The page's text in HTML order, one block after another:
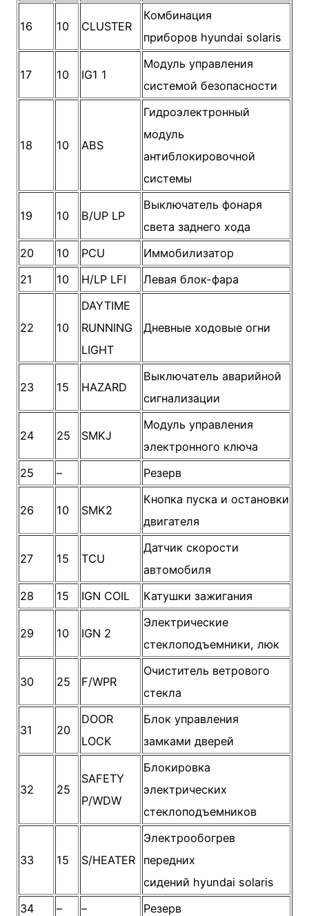
16 10 CLUSTER
Комбинация
приборов hyundai solaris
17 10 IG1 1
Модуль управления
системой безопасности
18 10 ABS
Гидроэлектронный
модуль
антиблокировочной
системы
19 10 B/UP LP
Выключатель фонаря
света заднего хода
20
10 PCU
Иммобилизатор
21
10 H/LP LFI Левая блок-фара
22 10
DAYTIME
RUNNING
LIGHT
Дневные ходовые огни
23 15 HAZARD
Выключатель аварийной
сигнализации
24 25 SMKJ
Модуль управления
электронного ключа
25
– Резерв
26 10 SMK2
Кнопка пуска и остановки
двигателя
27 15 TCU
Датчик скорости
автомобиля
28
15 IGN COIL Катушки зажигания
29 10 IGN 2
Электрические
стеклоподъемники, люк
30 25 F/WPR
Очиститель ветрового
стекла
31 20
DOOR
LOCK
Блок управления
замками дверей
32 25
SAFETY
P/WDW
Блокировка
электрических
стеклоподъемников
33 15 S/HEATER
Электрообогрев
передних
сидений hyundai solaris
34
– – Резерв